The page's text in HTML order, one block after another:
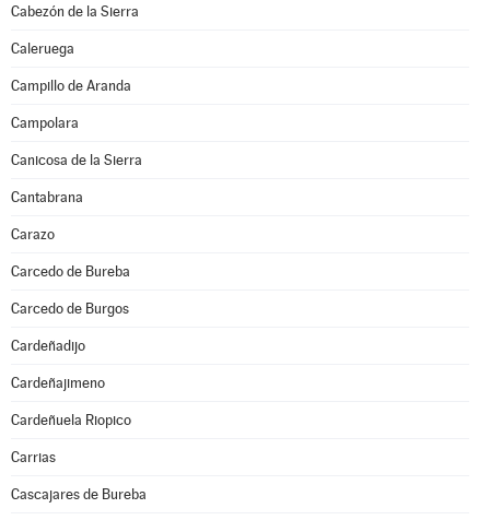
Cabezón de la Sierra
Caleruega
Campillo de Aranda
Campolara
Canicosa de la Sierra
Cantabrana
Carazo
Carcedo de Bureba
Carcedo de Burgos
Cardeñadijo
Cardeñajimeno
Cardeñuela Riopico
Carrias
Cascajares de Bureba